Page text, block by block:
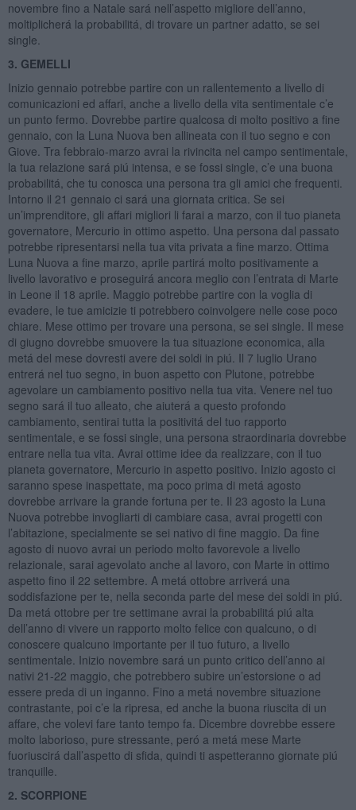
novembre fino a Natale sará nell’aspetto migliore dell’anno,
moltiplicherá la probabilitá, di trovare un partner adatto, se sei
single.
3. GEMELLI
Inizio gennaio potrebbe partire con un rallentemento a livello di
comunicazioni ed affari, anche a livello della vita sentimentale c’e
un punto fermo. Dovrebbe partire qualcosa di molto positivo a fine
gennaio, con la Luna Nuova ben allineata con il tuo segno e con
Giove. Tra febbraio-marzo avrai la rivincita nel campo sentimentale,
la tua relazione sará piú intensa, e se fossi single, c’e una buona
probabilitá, che tu conosca una persona tra gli amici che frequenti.
Intorno il 21 gennaio ci sará una giornata critica. Se sei
un’imprenditore, gli affari migliori li farai a marzo, con il tuo pianeta
governatore, Mercurio in ottimo aspetto. Una persona dal passato
potrebbe ripresentarsi nella tua vita privata a fine marzo. Ottima
Luna Nuova a fine marzo, aprile partirá molto positivamente a
livello lavorativo e proseguirá ancora meglio con l’entrata di Marte
in Leone il 18 aprile. Maggio potrebbe partire con la voglia di
evadere, le tue amicizie ti potrebbero coinvolgere nelle cose poco
chiare. Mese ottimo per trovare una persona, se sei single. Il mese
di giugno dovrebbe smuovere la tua situazione economica, alla
metá del mese dovresti avere dei soldi in piú. Il 7 luglio Urano
entrerá nel tuo segno, in buon aspetto con Plutone, potrebbe
agevolare un cambiamento positivo nella tua vita. Venere nel tuo
segno sará il tuo alleato, che aiuterá a questo profondo
cambiamento, sentirai tutta la positivitá del tuo rapporto
sentimentale, e se fossi single, una persona straordinaria dovrebbe
entrare nella tua vita. Avrai ottime idee da realizzare, con il tuo
pianeta governatore, Mercurio in aspetto positivo. Inizio agosto ci
saranno spese inaspettate, ma poco prima di metá agosto
dovrebbe arrivare la grande fortuna per te. Il 23 agosto la Luna
Nuova potrebbe invogliarti di cambiare casa, avrai progetti con
l’abitazione, specialmente se sei nativo di fine maggio. Da fine
agosto di nuovo avrai un periodo molto favorevole a livello
relazionale, sarai agevolato anche al lavoro, con Marte in ottimo
aspetto fino il 22 settembre. A metá ottobre arriverá una
soddisfazione per te, nella seconda parte del mese dei soldi in piú.
Da metá ottobre per tre settimane avrai la probabilitá piú alta
dell’anno di vivere un rapporto molto felice con qualcuno, o di
conoscere qualcuno importante per il tuo futuro, a livello
sentimentale. Inizio novembre sará un punto critico dell’anno ai
nativi 21-22 maggio, che potrebbero subire un’estorsione o ad
essere preda di un inganno. Fino a metá novembre situazione
contrastante, poi c’e la ripresa, ed anche la buona riuscita di un
affare, che volevi fare tanto tempo fa. Dicembre dovrebbe essere
molto laborioso, pure stressante, peró a metá mese Marte
fuoriuscirá dall’aspetto di sfida, quindi ti aspetteranno giornate piú
tranquille.
2. SCORPIONE